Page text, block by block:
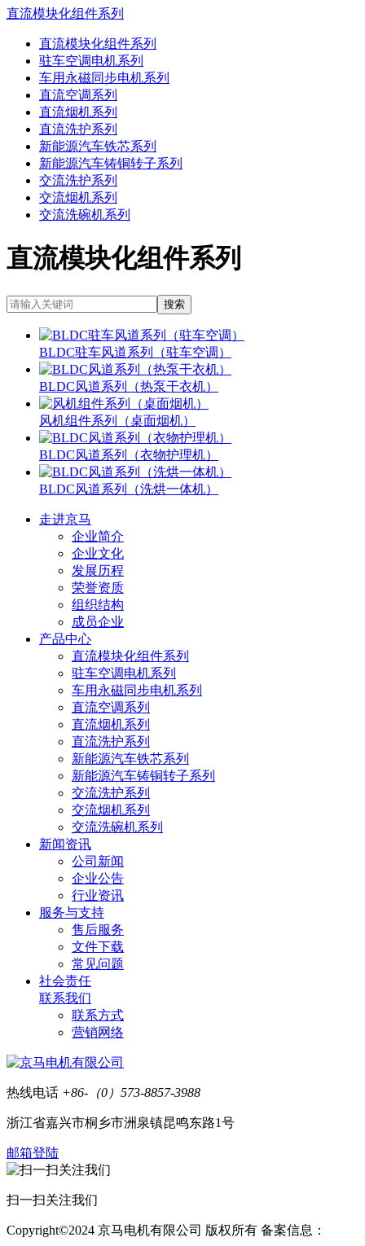
直流模块化组件系列
直流模块化组件系列
驻车空调电机系列
车用永磁同步电机系列
直流空调系列
直流烟机系列
直流洗护系列
新能源汽车铁芯系列
新能源汽车铸铜转子系列
交流洗护系列
交流烟机系列
交流洗碗机系列
直流模块化组件系列
BLDC驻车风道系列（驻车空调）
BLDC风道系列（热泵干衣机）
风机组件系列（桌面烟机）
BLDC风道系列（衣物护理机）
BLDC风道系列（洗烘一体机）
走进京马
企业简介
企业文化
发展历程
荣誉资质
组织结构
成员企业
产品中心
直流模块化组件系列
驻车空调电机系列
车用永磁同步电机系列
直流空调系列
直流烟机系列
直流洗护系列
新能源汽车铁芯系列
新能源汽车铸铜转子系列
交流洗护系列
交流烟机系列
交流洗碗机系列
新闻资讯
公司新闻
企业公告
行业资讯
服务与支持
售后服务
文件下载
常见问题
社会责任
联系我们
联系方式
营销网络
热线电话 +86-（0）573-8857-3988
浙江省嘉兴市桐乡市洲泉镇昆鸣东路1号
邮箱登陆
扫一扫关注我们
Copyright©2024 京马电机有限公司 版权所有 备案信息：